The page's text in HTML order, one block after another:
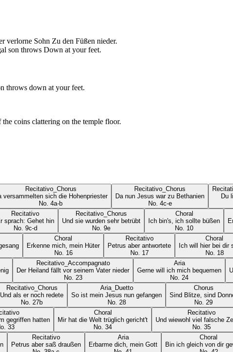
verlorne Sohn Zu den Füßen nieder.
son throws Down at your feet.
throws down at your feet.
coins clattering on the temple floor.
Recitativo_Chorus
versammelten sich die Hohenpriester
No. 4a-b
Recitativo_Chorus
Da nun Jesus war zu Bethanien
No. 4c-e
Du
Recitativo
sprach: Gehet hin
No. 9c-d
Recitativo_Chorus
Und sie wurden sehr betrübt
No. 9e
Choral
Ich bin's, ich sollte büßen
No. 10
Choral
Erkenne mich, mein Hüter
No. 16
Recitativo
Petrus aber antwortete
No. 17
Choral
Ich will hier bei dir
No. 18
Recitativo_Accompagnato
Der Heiland fällt vor seinem Vater nieder
No. 23
Aria
Gerne will ich mich bequemen
No. 24
Recitativo_Chorus
Und als er noch redete
No. 27b
Aria_Duetto
So ist mein Jesus nun gefangen
No. 28
Chorus
Sind Blitze, sind
No. 29
gegriffen hatten
33
Choral
Mir hat die Welt trüglich gericht't
No. 34
Recitativo
Und wiewohl viel falsche
No. 35
Recitativo
Petrus aber saß draußen
Aria
Erbarme dich, mein Gott
Choral
Bin ich gleich von dir